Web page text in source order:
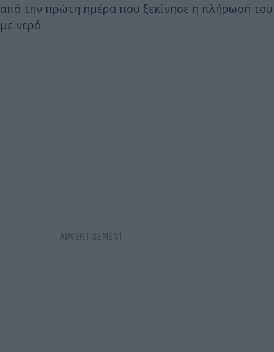
από την πρώτη ημέρα που ξεκίνησε η πλήρωσή του
με νερό.